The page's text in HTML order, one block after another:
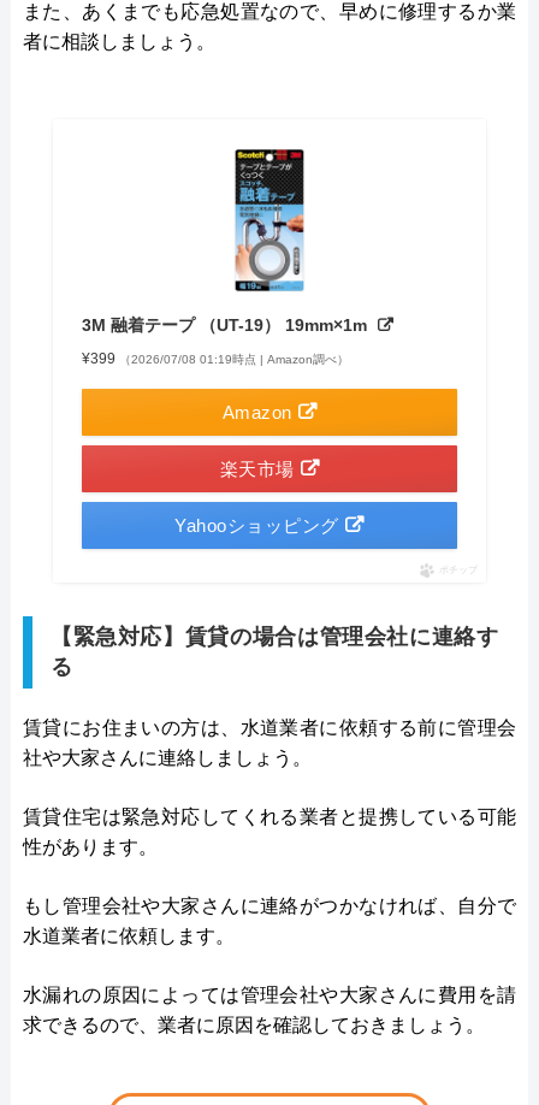
また、あくまでも応急処置なので、早めに修理するか業
者に相談しましょう。
3M 融着テープ （UT-19） 19mm×1m
¥399 （2026/07/08 01:19時点 | Amazon調べ）
Amazon
楽天市場
Yahooショッピング
ポチップ
【緊急対応】賃貸の場合は管理会社に連絡す
る
賃貸にお住まいの方は、水道業者に依頼する前に管理会
社や大家さんに連絡しましょう。
賃貸住宅は緊急対応してくれる業者と提携している可能
性があります。
もし管理会社や大家さんに連絡がつかなければ、自分で
水道業者に依頼します。
水漏れの原因によっては管理会社や大家さんに費用を請
求できるので、業者に原因を確認しておきましょう。